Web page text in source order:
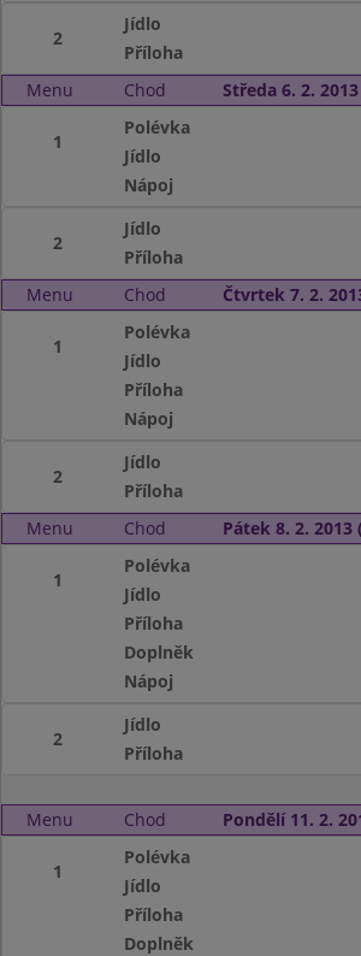
2
Jídlo
Příloha
Menu
Chod Středa 6. 2.
1
Polévka
Jídlo
Nápoj
2
Jídlo
Příloha
Menu
Chod Čtvrtek 7. 2.
1
Polévka
Jídlo
Příloha
Nápoj
2
Jídlo
Příloha
Menu
Chod Pátek 8. 2. 2013
1
Polévka
Jídlo
Příloha
Doplněk
Nápoj
2
Jídlo
Příloha
Menu Chod Pondělí 11. 2.
1
Polévka
Jídlo
Příloha
Doplněk